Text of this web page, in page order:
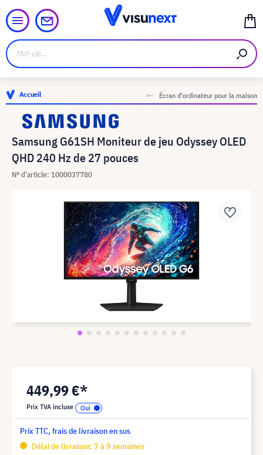
Accueil Écran d'ordinateur pour la maison
Samsung G61SH Moniteur de jeu Odyssey OLED
QHD 240 Hz de 27 pouces
N° d'article: 1000037780
449,99 €*
Prix TVA incluse
Prix TTC, frais de livraison en sus
Délai de livraison: 7 à 9 semaines